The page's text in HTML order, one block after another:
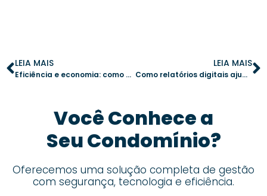
LEIA MAIS
Eficiência e economia: como um aplicativo para síndico melhora a manutenção do condomínio
LEIA MAIS
Como relatórios digitais ajudam síndicos a reduzir custos sem comprometer a qualidade
Você Conhece a
Seu Condomínio?
Oferecemos uma solução completa de gestão
com segurança, tecnologia e eficiência.